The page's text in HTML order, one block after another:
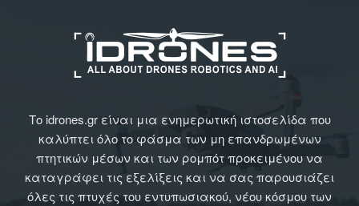
Το idrones.gr είναι μια ενημερωτική ιστοσελίδα που
καλύπτει όλο το φάσμα των μη επανδρωμένων
πτητικών μέσων και των ρομπότ προκειμένου να
καταγράφει τις εξελίξεις και να σας παρουσιάζει
όλες τις πτυχές του εντυπωσιακού, νέου κόσμου των